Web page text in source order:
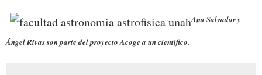
Ana Salvador y
Ángel Rivas son parte del proyecto Acoge a un científico.